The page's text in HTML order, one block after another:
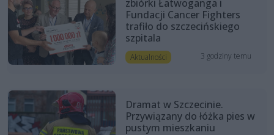
zbiórki Łatwoganga i
Fundacji Cancer Fighters
trafiło do szczecińskiego
szpitala
Aktualności 3 godziny temu
Dramat w Szczecinie.
Przywiązany do łóżka pies w
pustym mieszkaniu